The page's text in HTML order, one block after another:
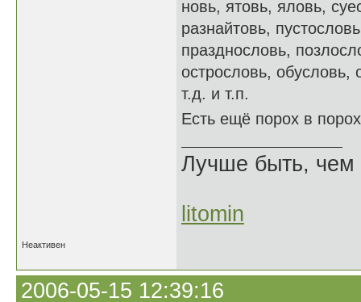
новь, ятовь, яловь,
разнайтовь,
празднословь,
острословь, обусловь,
т.д. и т.п.
Есть ещё порох в
Лучше быть, чем
litomin
Неактивен
2006-05-15 12:39:16